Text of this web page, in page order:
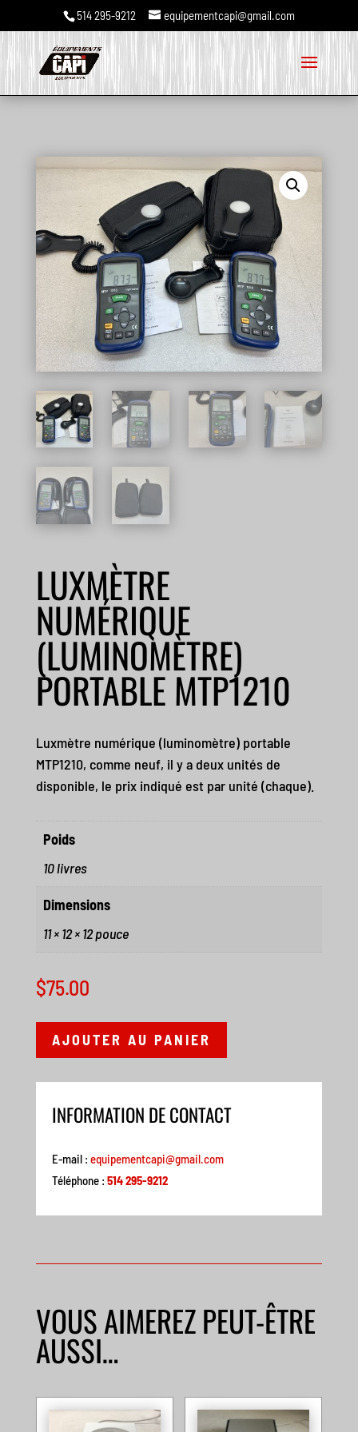
514 295-9212 equipementcapi@gmail.com
LUXMÈTRE
NUMÉRIQUE
(LUMINOMÈTRE)
PORTABLE MTP1210
Luxmètre numérique (luminomètre) portable
MTP1210, comme neuf, il y a deux unités de
disponible, le prix indiqué est par unité (chaque).
Poids
10 livres
Dimensions
11 × 12 × 12 pouce
$75.00
AJOUTER AU PANIER
INFORMATION DE CONTACT
E-mail : equipementcapi@gmail.com
Téléphone : 514 295-9212
VOUS AIMEREZ PEUT-ÊTRE
AUSSI…